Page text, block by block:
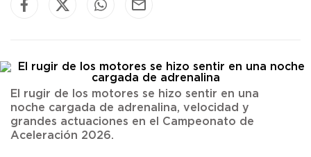
El rugir de los motores se hizo sentir en una
noche cargada de adrenalina, velocidad y
grandes actuaciones en el Campeonato de
Aceleración 2026.